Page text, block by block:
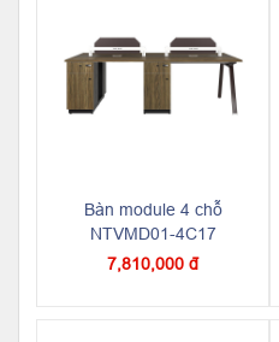
Bàn module 4 chỗ
NTVMD01-4C17
7,810,000 đ